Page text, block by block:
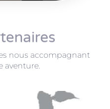
nous accompagnant
aventure.